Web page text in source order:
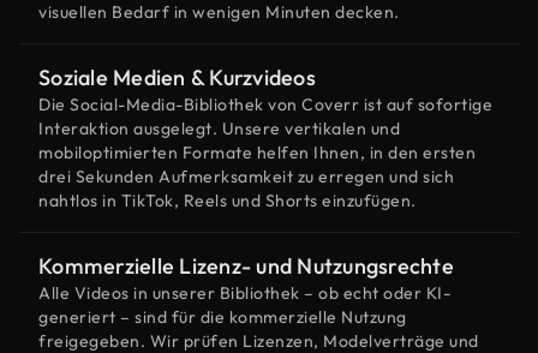
visuellen Bedarf in wenigen Minuten decken.
Soziale Medien & Kurzvideos
Die Social-Media-Bibliothek von Coverr ist auf sofortige
Interaktion ausgelegt. Unsere vertikalen und
mobiloptimierten Formate helfen Ihnen, in den ersten
drei Sekunden Aufmerksamkeit zu erregen und sich
nahtlos in TikTok, Reels und Shorts einzufügen.
Kommerzielle Lizenz- und Nutzungsrechte
Alle Videos in unserer Bibliothek – ob echt oder KI-
generiert – sind für die kommerzielle Nutzung
freigegeben. Wir prüfen Lizenzen, Modelverträge und